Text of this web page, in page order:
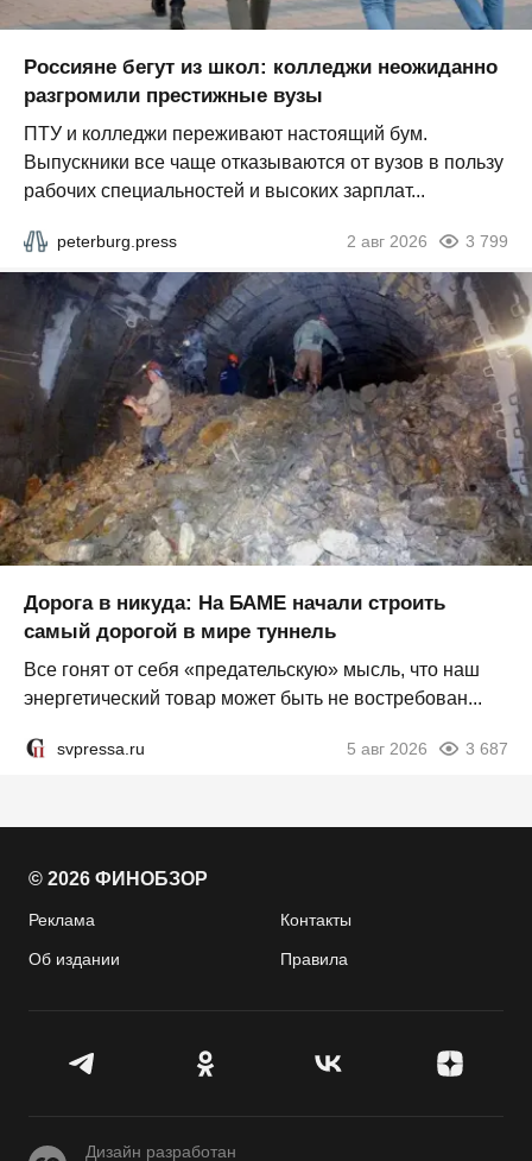
Россияне бегут из школ: колледжи неожиданно
разгромили престижные вузы
ПТУ и колледжи переживают настоящий бум.
Выпускники все чаще отказываются от вузов в пользу
рабочих специальностей и высоких зарплат...
peterburg.press 2 авг 2026 3 799
Дорога в никуда: На БАМЕ начали строить
самый дорогой в мире туннель
Все гонят от себя «предательскую» мысль, что наш
энергетический товар может быть не востребован...
svpressa.ru 5 авг 2026 3 687
© 2026 ФИНОБЗОР
Реклама Контакты
Об издании Правила